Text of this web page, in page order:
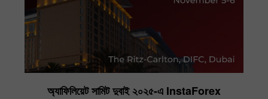
অ্যাফিলিয়েট সামিট দুবাই ২০২৫-এ InstaForex